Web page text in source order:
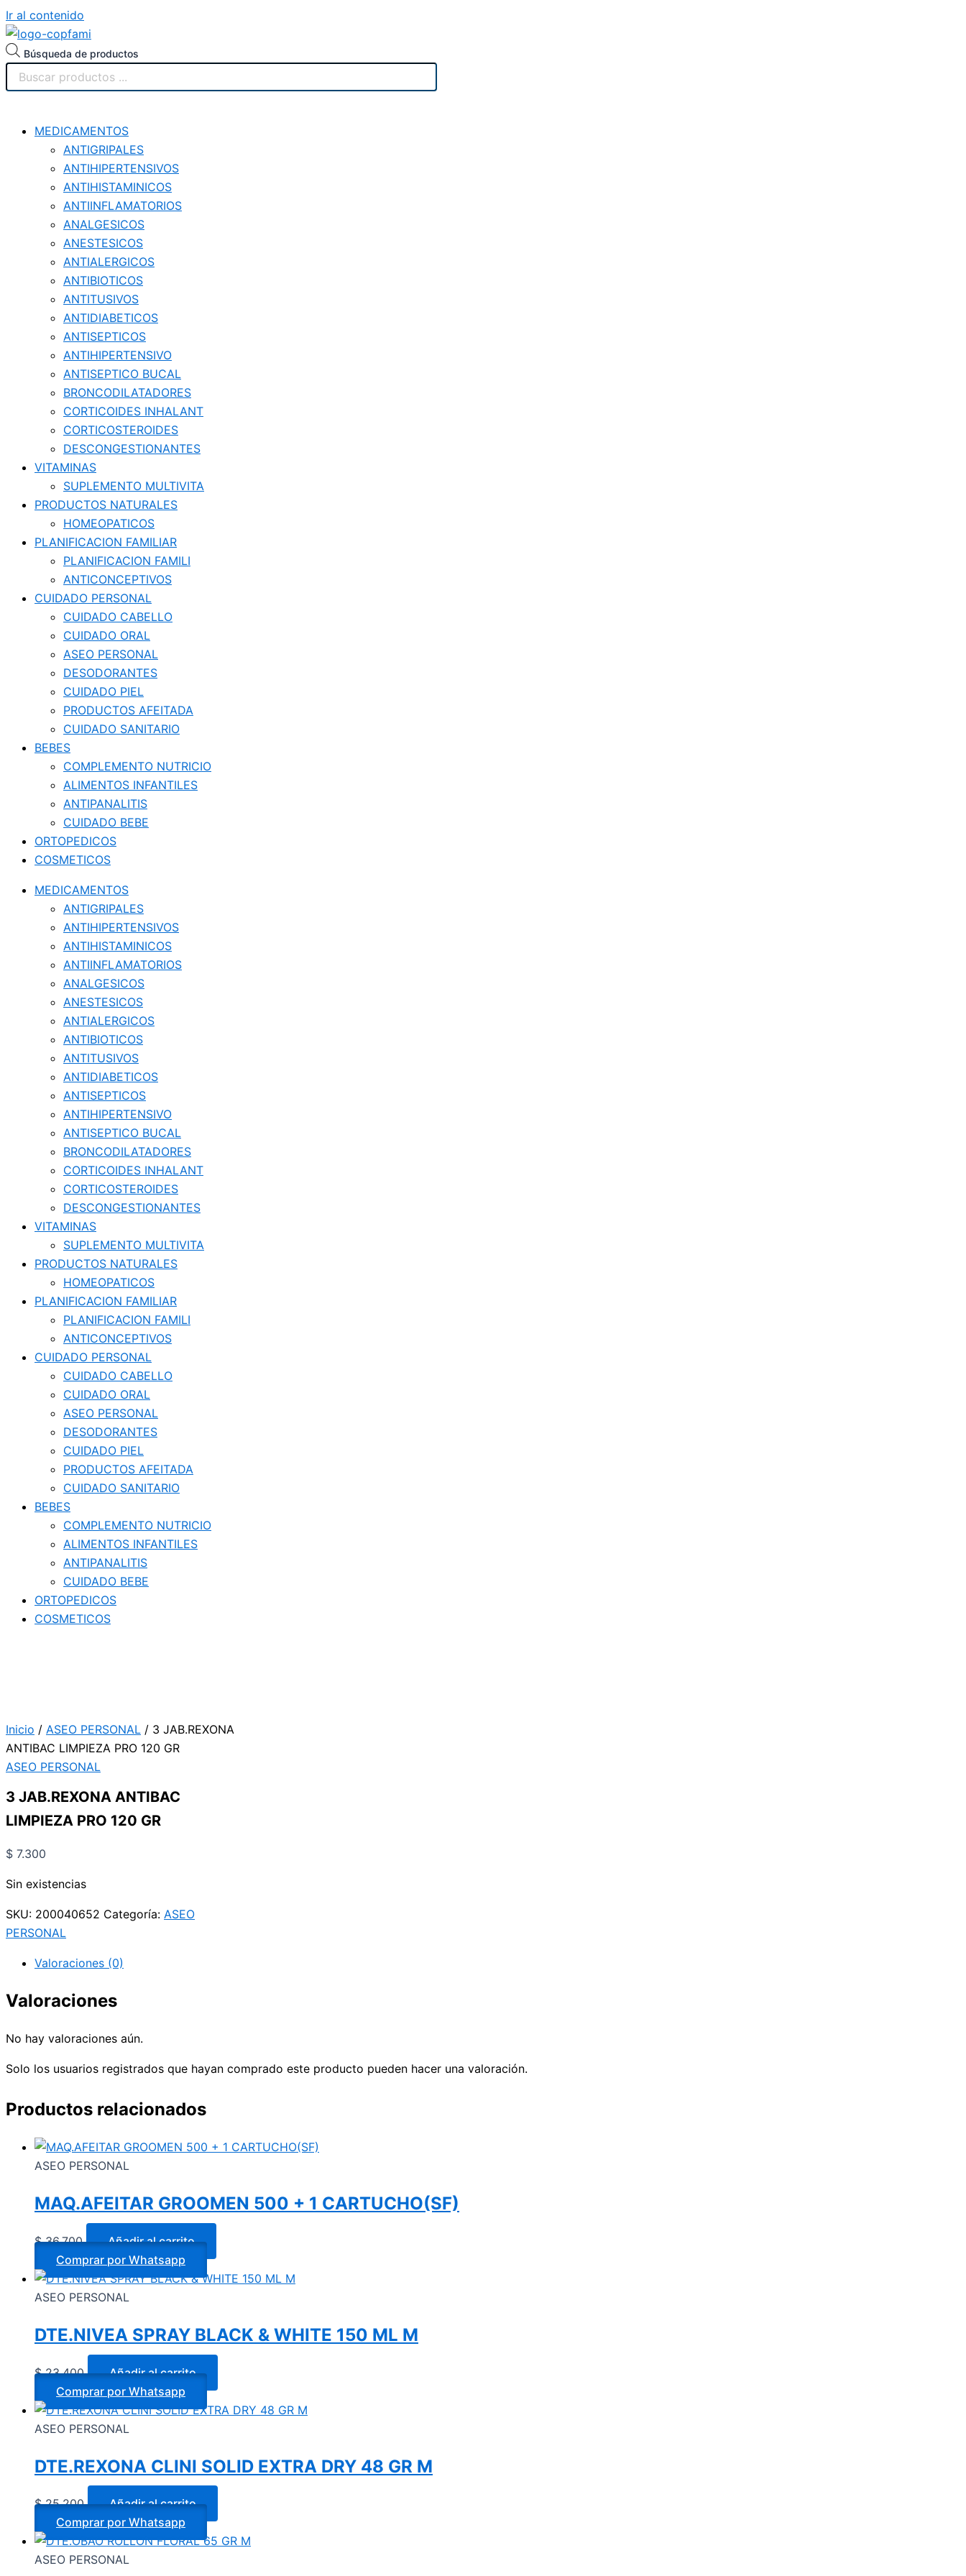
Ir al contenido
Búsqueda de productos
MEDICAMENTOS
ANTIGRIPALES
ANTIHIPERTENSIVOS
ANTIHISTAMINICOS
ANTIINFLAMATORIOS
ANALGESICOS
ANESTESICOS
ANTIALERGICOS
ANTIBIOTICOS
ANTITUSIVOS
ANTIDIABETICOS
ANTISEPTICOS
ANTIHIPERTENSIVO
ANTISEPTICO BUCAL
BRONCODILATADORES
CORTICOIDES INHALANT
CORTICOSTEROIDES
DESCONGESTIONANTES
VITAMINAS
SUPLEMENTO MULTIVITA
PRODUCTOS NATURALES
HOMEOPATICOS
PLANIFICACION FAMILIAR
PLANIFICACION FAMILI
ANTICONCEPTIVOS
CUIDADO PERSONAL
CUIDADO CABELLO
CUIDADO ORAL
ASEO PERSONAL
DESODORANTES
CUIDADO PIEL
PRODUCTOS AFEITADA
CUIDADO SANITARIO
BEBES
COMPLEMENTO NUTRICIO
ALIMENTOS INFANTILES
ANTIPANALITIS
CUIDADO BEBE
ORTOPEDICOS
COSMETICOS
MEDICAMENTOS
ANTIGRIPALES
ANTIHIPERTENSIVOS
ANTIHISTAMINICOS
ANTIINFLAMATORIOS
ANALGESICOS
ANESTESICOS
ANTIALERGICOS
ANTIBIOTICOS
ANTITUSIVOS
ANTIDIABETICOS
ANTISEPTICOS
ANTIHIPERTENSIVO
ANTISEPTICO BUCAL
BRONCODILATADORES
CORTICOIDES INHALANT
CORTICOSTEROIDES
DESCONGESTIONANTES
VITAMINAS
SUPLEMENTO MULTIVITA
PRODUCTOS NATURALES
HOMEOPATICOS
PLANIFICACION FAMILIAR
PLANIFICACION FAMILI
ANTICONCEPTIVOS
CUIDADO PERSONAL
CUIDADO CABELLO
CUIDADO ORAL
ASEO PERSONAL
DESODORANTES
CUIDADO PIEL
PRODUCTOS AFEITADA
CUIDADO SANITARIO
BEBES
COMPLEMENTO NUTRICIO
ALIMENTOS INFANTILES
ANTIPANALITIS
CUIDADO BEBE
ORTOPEDICOS
COSMETICOS
Inicio / ASEO PERSONAL / 3 JAB.REXONA
ANTIBAC LIMPIEZA PRO 120 GR
ASEO PERSONAL
3 JAB.REXONA ANTIBAC
LIMPIEZA PRO 120 GR
$ 7.300
Sin existencias
SKU: 200040652 Categoría: ASEO
PERSONAL
Valoraciones (0)
Valoraciones
No hay valoraciones aún.
Solo los usuarios registrados que hayan comprado este producto pueden hacer una valoración.
Productos relacionados
ASEO PERSONAL
MAQ.AFEITAR GROOMEN 500 + 1 CARTUCHO(SF)
$36.700
Añadir al carrito
Comprar por Whatsapp
ASEO PERSONAL
DTE.NIVEA SPRAY BLACK & WHITE 150 ML M
$23.400
Añadir al carrito
Comprar por Whatsapp
ASEO PERSONAL
DTE.REXONA CLINI SOLID EXTRA DRY 48 GR M
$25.200
Añadir al carrito
Comprar por Whatsapp
ASEO PERSONAL